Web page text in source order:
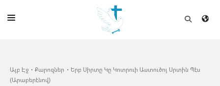
ԵԿԵՂԵՑԻ
Այբ Էջ Քարոզներ
Երբ Սիրտը Կը Կոտրուի Աստուծոյ Սրտին Պէս
(Արաբերէնով)